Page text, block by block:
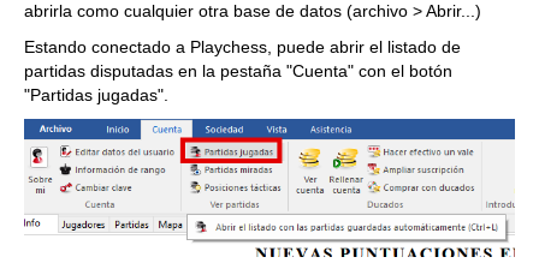
abrirla como cualquier otra base de datos (archivo > Abrir...)
Estando conectado a Playchess, puede abrir el listado de
partidas disputadas en la pestaña "Cuenta" con el botón
"Partidas jugadas".